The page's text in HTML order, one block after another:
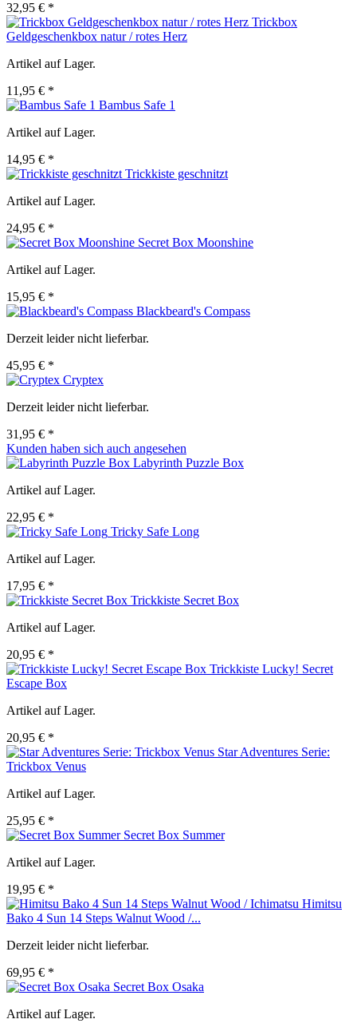
32,95 € *
Trickbox
Geldgeschenkbox natur / rotes Herz
Artikel auf Lager.
11,95 € *
Bambus Safe 1
Artikel auf Lager.
14,95 € *
Trickkiste geschnitzt
Artikel auf Lager.
24,95 € *
Secret Box Moonshine
Artikel auf Lager.
15,95 € *
Blackbeard's Compass
Derzeit leider nicht lieferbar.
45,95 € *
Cryptex
Derzeit leider nicht lieferbar.
31,95 € *
Kunden haben sich auch angesehen
Labyrinth Puzzle Box
Artikel auf Lager.
22,95 € *
Tricky Safe Long
Artikel auf Lager.
17,95 € *
Trickkiste Secret Box
Artikel auf Lager.
20,95 € *
Trickkiste Lucky! Secret
Escape Box
Artikel auf Lager.
20,95 € *
Star Adventures Serie:
Trickbox Venus
Artikel auf Lager.
25,95 € *
Secret Box Summer
Artikel auf Lager.
19,95 € *
Himitsu
Bako 4 Sun 14 Steps Walnut Wood /...
Derzeit leider nicht lieferbar.
69,95 € *
Secret Box Osaka
Artikel auf Lager.